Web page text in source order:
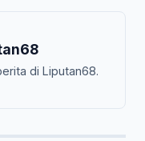
di Liputan68.